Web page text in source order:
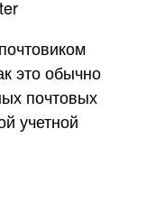
это обычно
почтовых
учетной